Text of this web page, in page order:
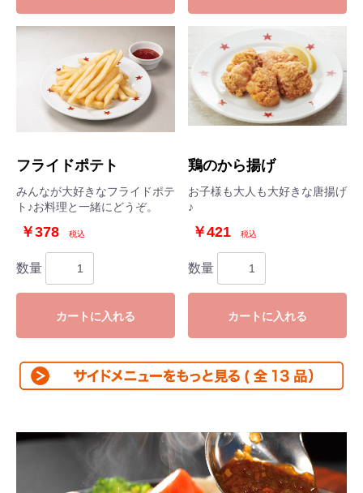
フライドポテト
みんなが大好きなフライドポテ
ト♪お料理と一緒にどうぞ。
￥378 税込
数量
カートに入れる
鶏のから揚げ
お子様も大人も大好きな唐揚げ
♪
￥421 税込
数量
カートに入れる